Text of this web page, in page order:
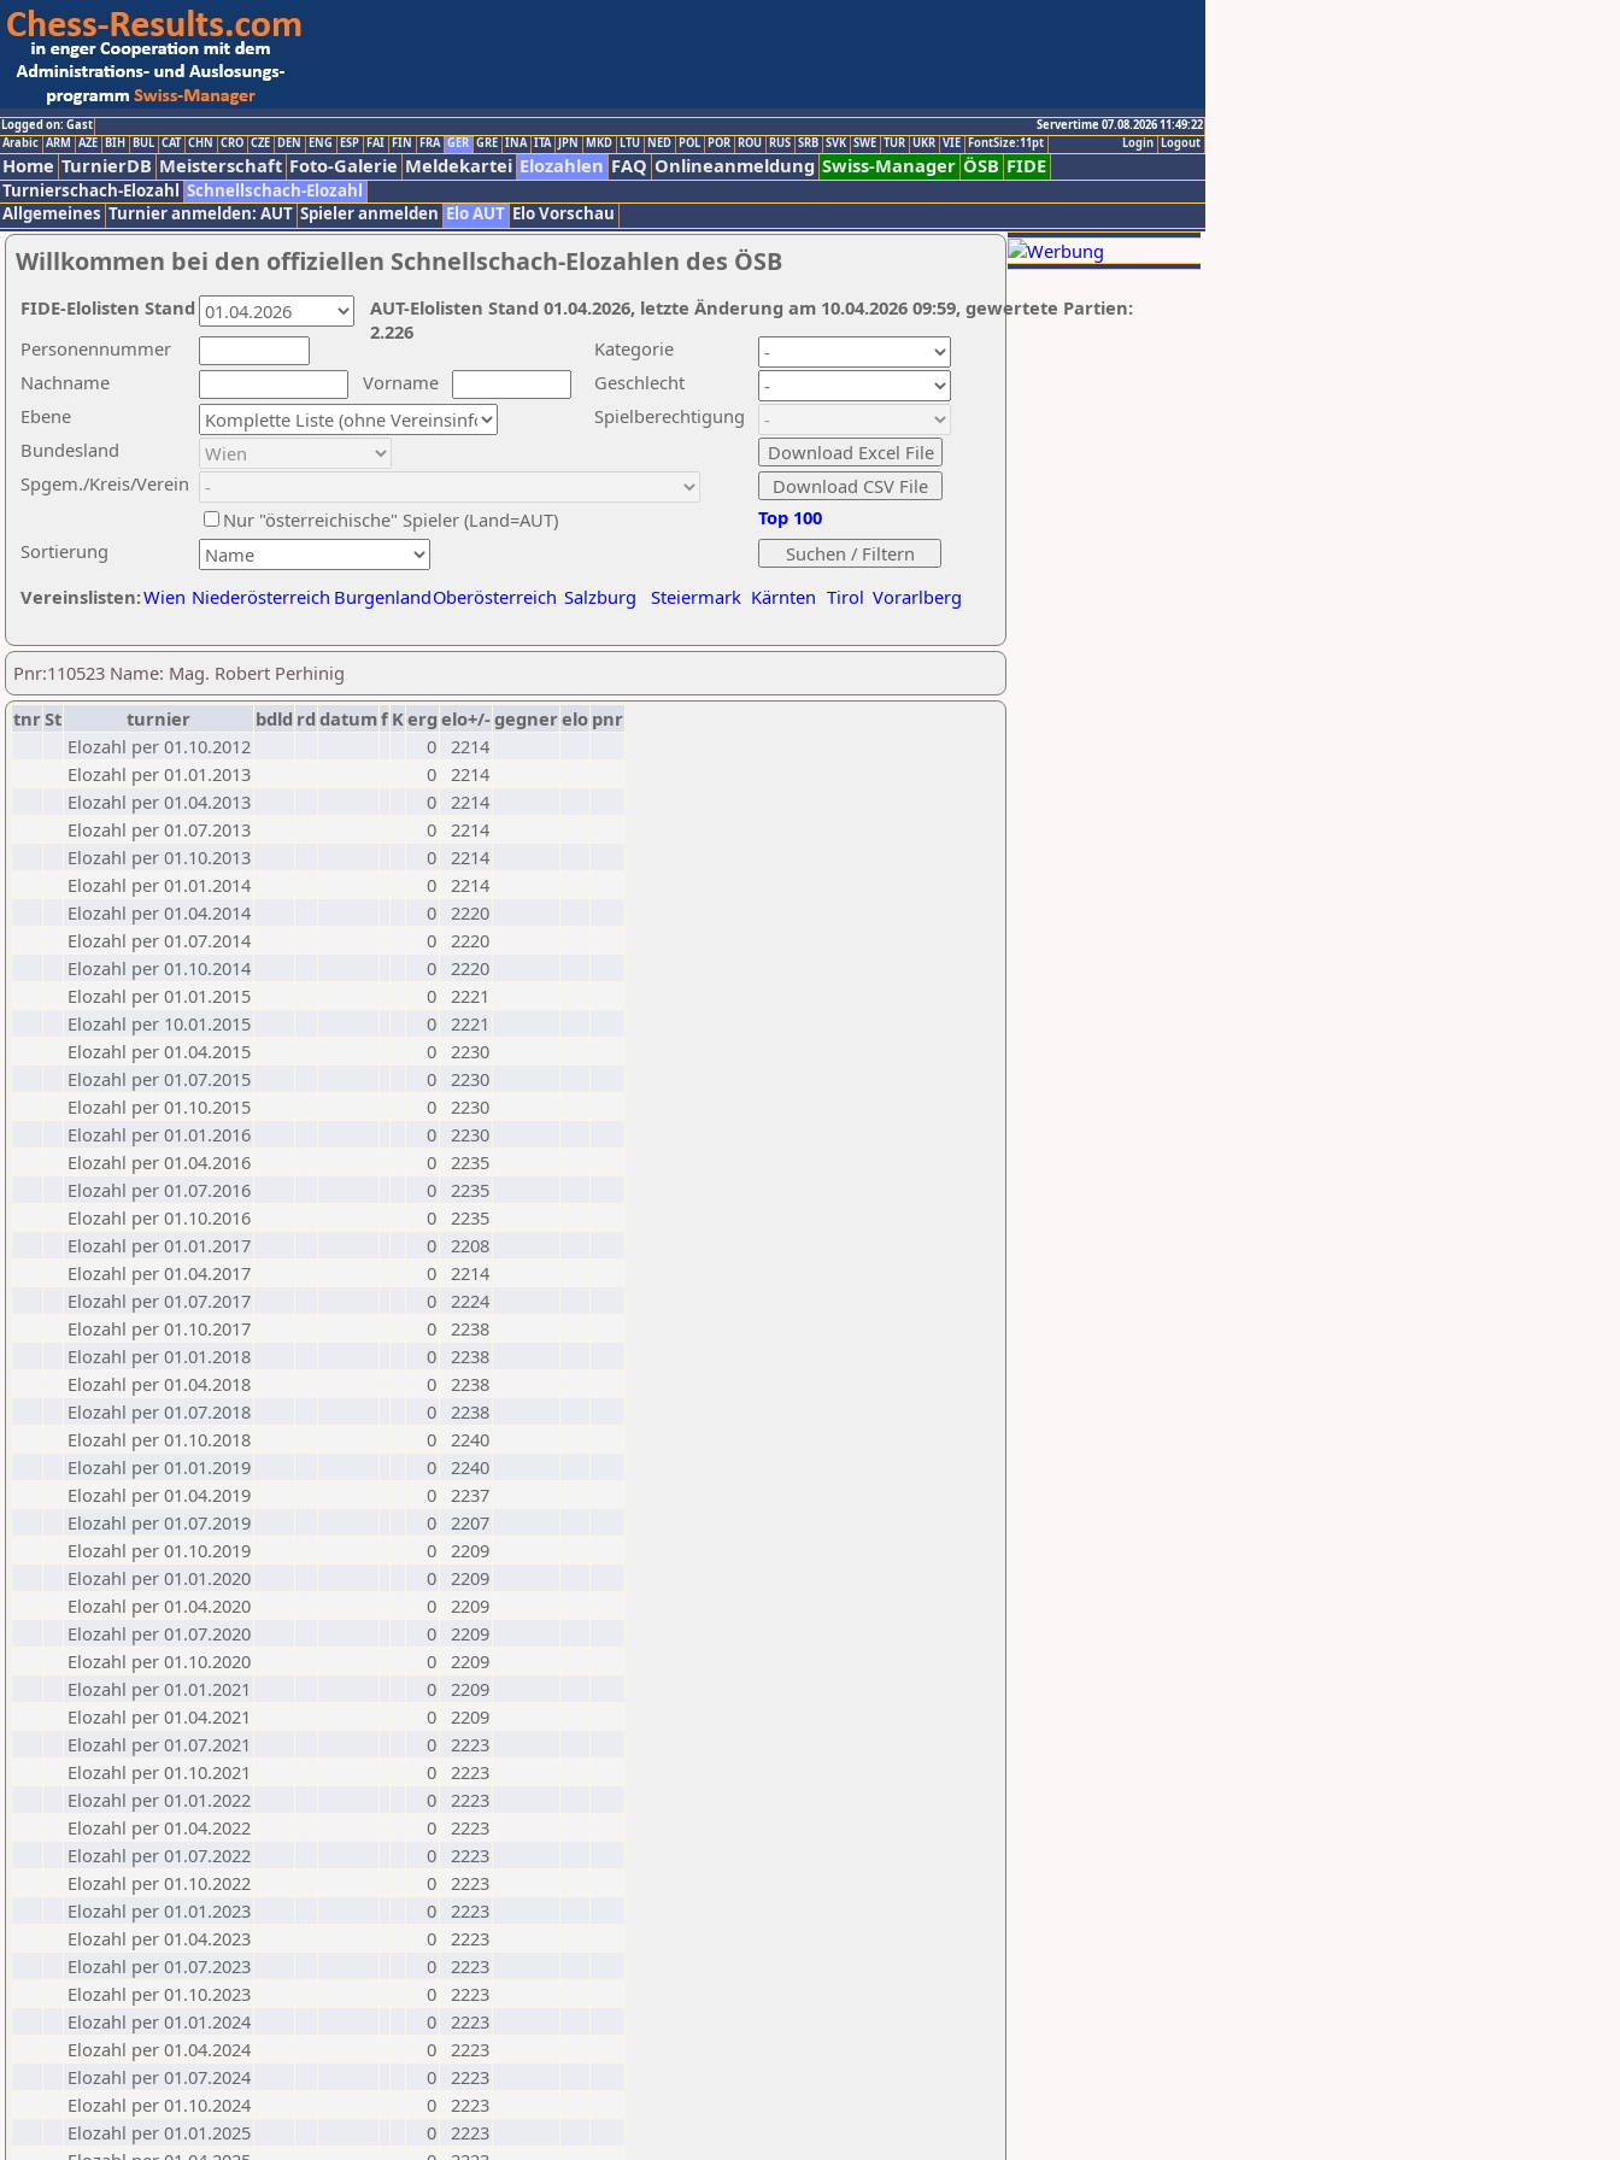
Logged on: Gast
Servertime 07.08.2026 11:49:22
Logout
Login
Arabic ARM AZE BIH BUL CAT CHN CRO CZE DEN ENG ESP FAI FIN FRA GER GRE INA ITA JPN MKD LTU NED POL POR ROU RUS SRB SVK SWE TUR UKR VIE FontSize:11pt
Home TurnierDB Meisterschaft Foto-Galerie Meldekartei Elozahlen FAQ Onlineanmeldung Swiss-Manager ÖSB FIDE
Turnierschach-Elozahl Schnellschach-Elozahl
Allgemeines Turnier anmelden: AUT Spieler anmelden Elo AUT Elo Vorschau
Willkommen bei den offiziellen Schnellschach-Elozahlen des ÖSB
Nachname
Vorname
Ebene
Kategorie
Sortierung
Personennummer
Bundesland
Spgem./Kreis/Verein
Geschlecht
Nur "österreichische" Spieler (Land=AUT)
Spielberechtigung
Vereinslisten:Wien Niederösterreich BurgenlandOberösterreich Salzburg Steiermark Kärnten Tirol Vorarlberg
Top 100
AUT-Elolisten Stand 01.04.2026, letzte Änderung am 10.04.2026 09:59, gewertete Partien:
2.226
FIDE-Elolisten Stand
Pnr:110523 Name: Mag. Robert Perhinig
tnrSt turnier bdld rd datumf Kerg elo+/-gegnerelo pnr
Elozahl per 01.10.2012
0 2214
Elozahl per 01.01.2013
0 2214
Elozahl per 01.04.2013
0 2214
Elozahl per 01.07.2013
0 2214
Elozahl per 01.10.2013
0 2214
Elozahl per 01.01.2014
0 2214
Elozahl per 01.04.2014
0 2220
Elozahl per 01.07.2014
0 2220
Elozahl per 01.10.2014
0 2220
Elozahl per 01.01.2015
0 2221
Elozahl per 10.01.2015
0 2221
Elozahl per 01.04.2015
0 2230
Elozahl per 01.07.2015
0 2230
Elozahl per 01.10.2015
0 2230
Elozahl per 01.01.2016
0 2230
Elozahl per 01.04.2016
0 2235
Elozahl per 01.07.2016
0 2235
Elozahl per 01.10.2016
0 2235
Elozahl per 01.01.2017
0 2208
Elozahl per 01.04.2017
0 2214
Elozahl per 01.07.2017
0 2224
Elozahl per 01.10.2017
0 2238
Elozahl per 01.01.2018
0 2238
Elozahl per 01.04.2018
0 2238
Elozahl per 01.07.2018
0 2238
Elozahl per 01.10.2018
0 2240
Elozahl per 01.01.2019
0 2240
Elozahl per 01.04.2019
0 2237
Elozahl per 01.07.2019
0 2207
Elozahl per 01.10.2019
0 2209
Elozahl per 01.01.2020
0 2209
Elozahl per 01.04.2020
0 2209
Elozahl per 01.07.2020
0 2209
Elozahl per 01.10.2020
0 2209
Elozahl per 01.01.2021
0 2209
Elozahl per 01.04.2021
0 2209
Elozahl per 01.07.2021
0 2223
Elozahl per 01.10.2021
0 2223
Elozahl per 01.01.2022
0 2223
Elozahl per 01.04.2022
0 2223
Elozahl per 01.07.2022
0 2223
Elozahl per 01.10.2022
0 2223
Elozahl per 01.01.2023
0 2223
Elozahl per 01.04.2023
0 2223
Elozahl per 01.07.2023
0 2223
Elozahl per 01.10.2023
0 2223
Elozahl per 01.01.2024
0 2223
Elozahl per 01.04.2024
0 2223
Elozahl per 01.07.2024
0 2223
Elozahl per 01.10.2024
0 2223
Elozahl per 01.01.2025
0 2223